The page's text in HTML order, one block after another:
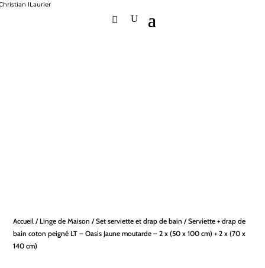
Accueil / Linge de Maison /Set serviette et drap de bain / Serviette + drap de
bain coton peigné LT – Oasis Jaune moutarde – 2 x (50 x 100 cm) + 2 x (70 x
140 cm)